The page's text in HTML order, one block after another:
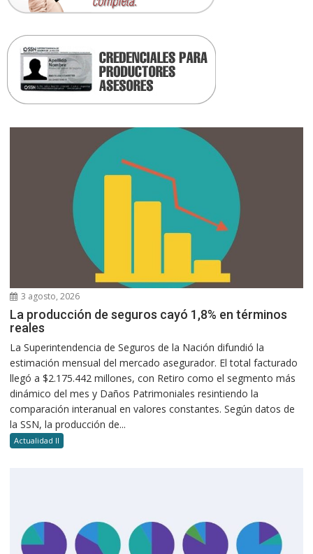
3 agosto, 2026
La producción de seguros cayó 1,8% en términos
reales
La Superintendencia de Seguros de la Nación difundió la
estimación mensual del mercado asegurador. El total facturado
llegó a $2.175.442 millones, con Retiro como el segmento más
dinámico del mes y Daños Patrimoniales resintiendo la
comparación interanual en valores constantes. Según datos de
la SSN, la producción de...
Actualidad II